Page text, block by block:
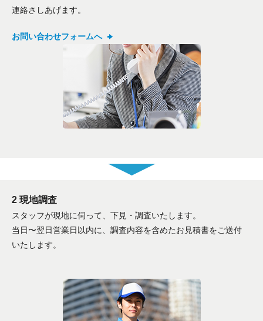
連絡さしあげます。
お問い合わせフォームへ
2 現地調査
スタッフが現地に伺って、下見・調査いたします。
当日〜翌日営業日以内に、調査内容を含めたお見積書をご送付
いたします。